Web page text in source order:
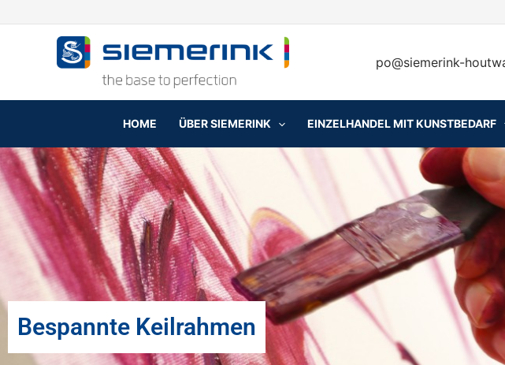
Inhalt
po@siemerink-
HOME ÜBER SIEMERINK EINZELHANDEL MIT KUNSTBEDARF
Bespannte Keilrahmen